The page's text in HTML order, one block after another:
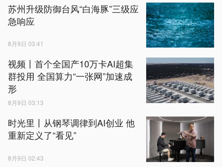
苏州升级防御台风“白海豚”三级应
急响应
8月9日 03:41
视频丨首个全国产10万卡AI超集
群投用 全国算力“一张网”加速成
形
8月9日 03:13
时光里丨从钢琴调律到AI创业 他
重新定义了“看见”
8月9日 02:43